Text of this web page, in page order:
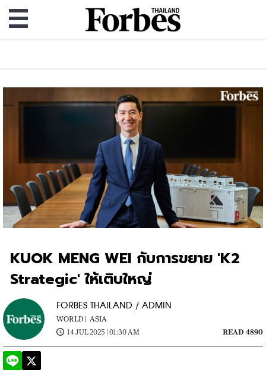
KUOK MENG WEI กับการขยาย 'K2
Strategic' ให้เติบใหญ่
FORBES THAILAND / ADMIN
WORLD | ASIA
14 JUL 2025 | 01:30 AM
READ 4890